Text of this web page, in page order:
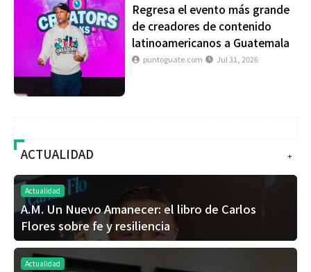
Regresa el evento más grande
de creadores de contenido
latinoamericanos a Guatemala
puntoguate.com Jul 31, 2026
+
ACTUALIDAD
Actualidad
A.M. Un Nuevo Amanecer: el libro de Carlos
Flores sobre fe y resiliencia
Actualidad